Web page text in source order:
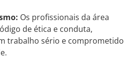
Os profissionais da área
de ética e conduta,
trabalho sério e comprometido